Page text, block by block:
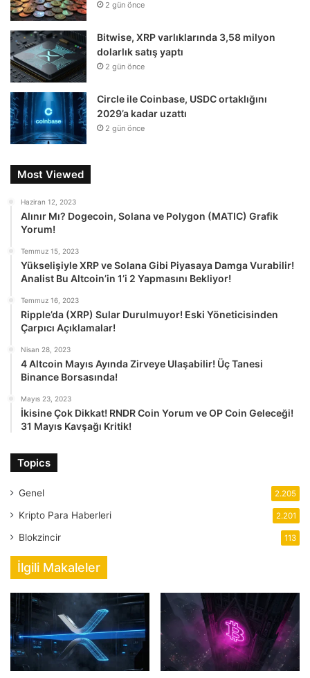
2 gün önce
Bitwise, XRP varlıklarında 3,58 milyon
dolarlık satış yaptı
2 gün önce
Circle ile Coinbase, USDC ortaklığını
2029’a kadar uzattı
2 gün önce
Most Viewed
Haziran 12, 2023
Alınır Mı? Dogecoin, Solana ve Polygon (MATIC) Grafik
Yorum!
Temmuz 15, 2023
Yükselişiyle XRP ve Solana Gibi Piyasaya Damga Vurabilir!
Analist Bu Altcoin’in 1’i 2 Yapmasını Bekliyor!
Temmuz 16, 2023
Ripple’da (XRP) Sular Durulmuyor! Eski Yöneticisinden
Çarpıcı Açıklamalar!
Nisan 28, 2023
4 Altcoin Mayıs Ayında Zirveye Ulaşabilir! Üç Tanesi
Binance Borsasında!
Mayıs 23, 2023
İkisine Çok Dikkat! RNDR Coin Yorum ve OP Coin Geleceği!
31 Mayıs Kavşağı Kritik!
Topics
Genel 2.205
Kripto Para Haberleri 2.201
Blokzincir 113
İlgili Makaleler